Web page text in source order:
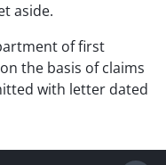
aside.
of first
the basis of claims
with letter dated